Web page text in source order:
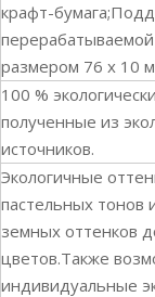
крафт-
размером 76 x 10
100 %
полученные из
источников.
Экологичные
пастельных
земных оттенков
цветов.Также
индивидуальные